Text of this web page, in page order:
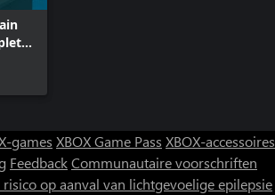
games XBOX Game Pass XBOX-accessoires
FeedbackCommunautaire voorschriften
op aanval van lichtgevoelige epilepsie